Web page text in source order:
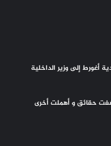
أغورط إلى وزير الداخلية
حقائق و أهملت أخرى